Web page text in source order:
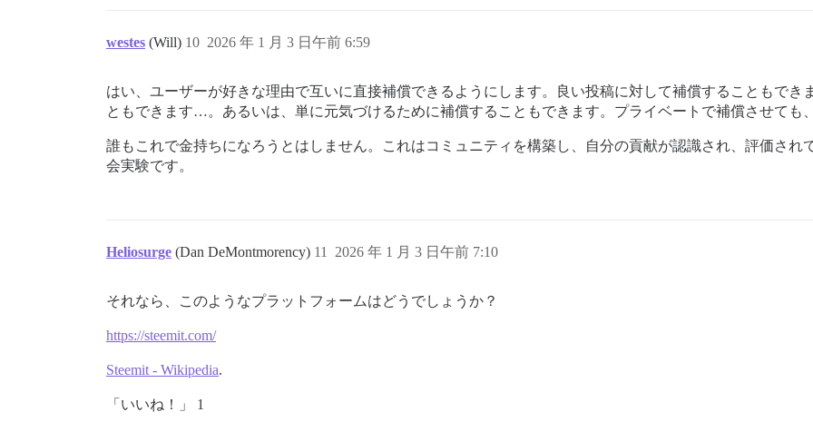
westes (Will) 2026 年 1 月 3 日午前 6:59
10
はい、ユーザーが好きな理由で互いに直接補償できるようにします。良い投稿に対して補償することもで
ともできます…。あるいは、単に元気づけるために補償することもできます。プライベートで補償させても
誰もこれで金持ちになろうとはしません。これはコミュニティを構築し、自分の貢献が認識され、評価され
会実験です。
Heliosurge (Dan DeMontmorency) 2026 年 1 月 3 日午前 7:10
11
それなら、このようなプラットフォームはどうでしょうか？
https://steemit.com/
Steemit - Wikipedia.
「いいね！」 1